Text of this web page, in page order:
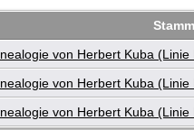
von Herbert Kuba (Linie
von Herbert Kuba (Linie
von Herbert Kuba (Linie